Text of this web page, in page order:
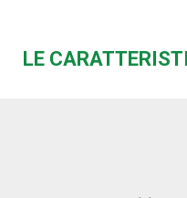
LE